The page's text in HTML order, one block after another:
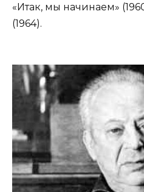
«Итак, мы начинаем»
(1964).